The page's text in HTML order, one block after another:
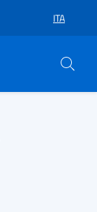
ITA